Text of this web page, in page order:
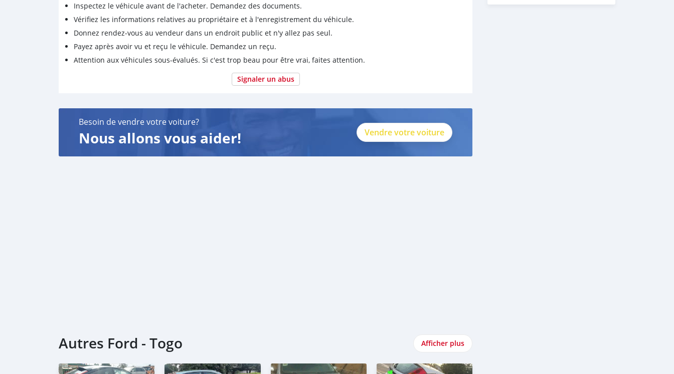
Inspectez le véhicule avant de l'acheter. Demandez des documents.
Vérifiez les informations relatives au propriétaire et à l'enregistrement du véhicule.
Donnez rendez-vous au vendeur dans un endroit public et n'y allez pas seul.
Payez après avoir vu et reçu le véhicule. Demandez un reçu.
Attention aux véhicules sous-évalués. Si c'est trop beau pour être vrai, faites attention.
Signaler un abus
Besoin de vendre votre voiture?
Nous allons vous aider! Vendre votre voiture
Autres Ford - Togo Afficher plus